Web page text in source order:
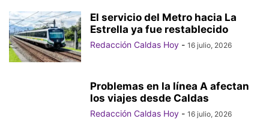
El servicio del Metro hacia La
Estrella ya fue restablecido
Redacción Caldas Hoy - 16 julio, 2026
Problemas en la línea A afectan
los viajes desde Caldas
Redacción Caldas Hoy - 16 julio, 2026